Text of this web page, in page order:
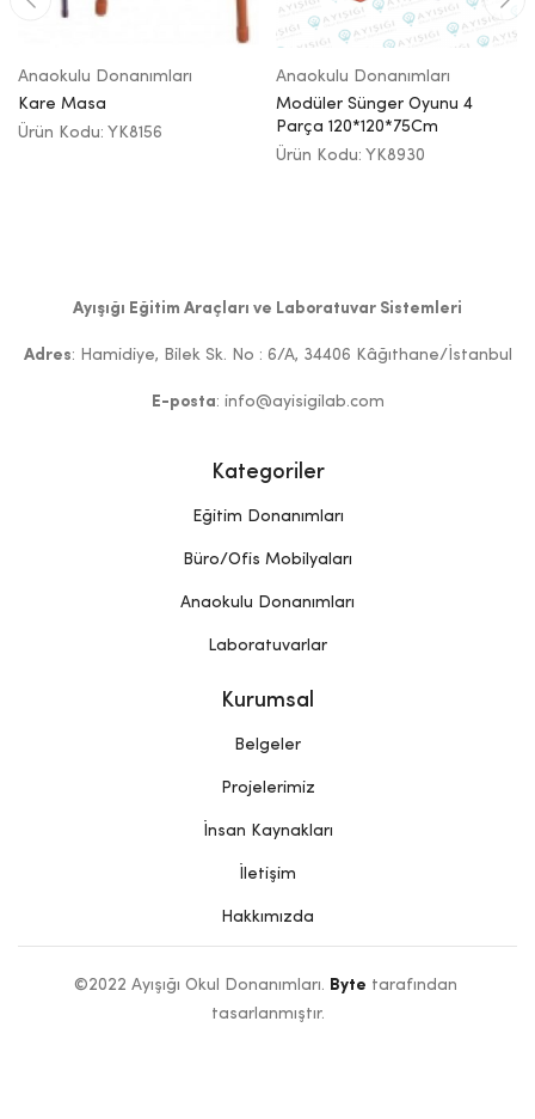
Anaokulu Donanımları
Kare Masa
Ürün Kodu: YK8156
Anaokulu Donanımları
Modüler Sünger Oyunu 4
Parça 120*120*75Cm
Ürün Kodu: YK8930
Ayışığı Eğitim Araçları ve Laboratuvar Sistemleri
Adres: Hamidiye, Bilek Sk. No : 6/A, 34406 Kâğıthane/İstanbul
E-posta: info@ayisigilab.com
Kategoriler
Eğitim Donanımları
Büro/Ofis Mobilyaları
Anaokulu Donanımları
Laboratuvarlar
Kurumsal
Belgeler
Projelerimiz
İnsan Kaynakları
İletişim
Hakkımızda
©2022 Ayışığı Okul Donanımları. Byte tarafından
tasarlanmıştır.